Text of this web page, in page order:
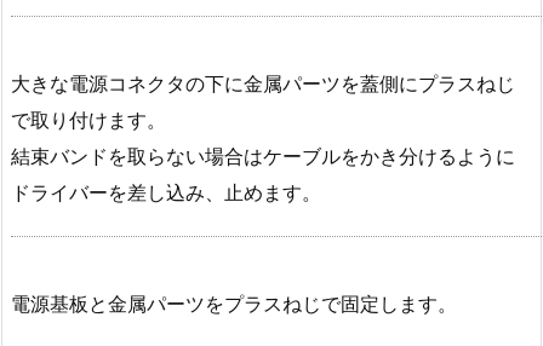
大きな電源コネクタの下に金属パーツを蓋側にプラスねじ
で取り付けます。
結束バンドを取らない場合はケーブルをかき分けるように
ドライバーを差し込み、止めます。
電源基板と金属パーツをプラスねじで固定します。